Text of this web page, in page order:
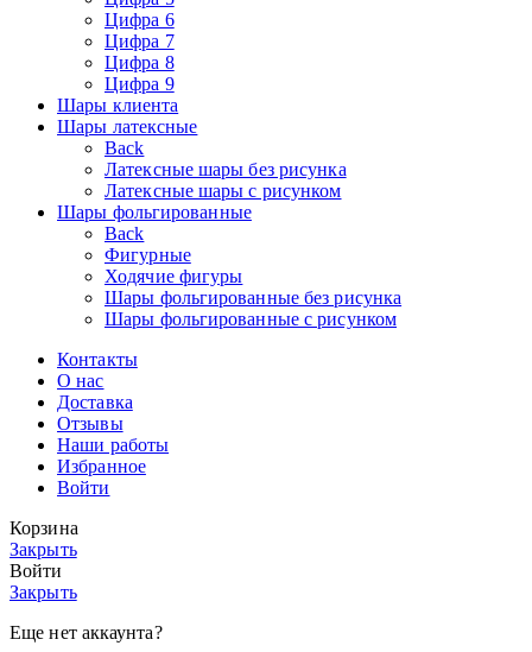
Цифра 6
Цифра 7
Цифра 8
Цифра 9
Шары клиента
Шары латексные
Back
Латексные шары без рисунка
Латексные шары с рисунком
Шары фольгированные
Back
Фигурные
Ходячие фигуры
Шары фольгированные без рисунка
Шары фольгированные с рисунком
Контакты
О нас
Доставка
Отзывы
Наши работы
Избранное
Войти
Корзина
Закрыть
Войти
Закрыть
Еще нет аккаунта?